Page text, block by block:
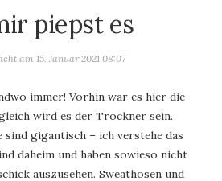
piepst es
am 15. Januar 2021 08:07
immer! Vorhin war es hier die
wird es der Trockner sein.
sind gigantisch – ich verstehe das
daheim und haben sowieso nicht
auszusehen. Sweathosen und